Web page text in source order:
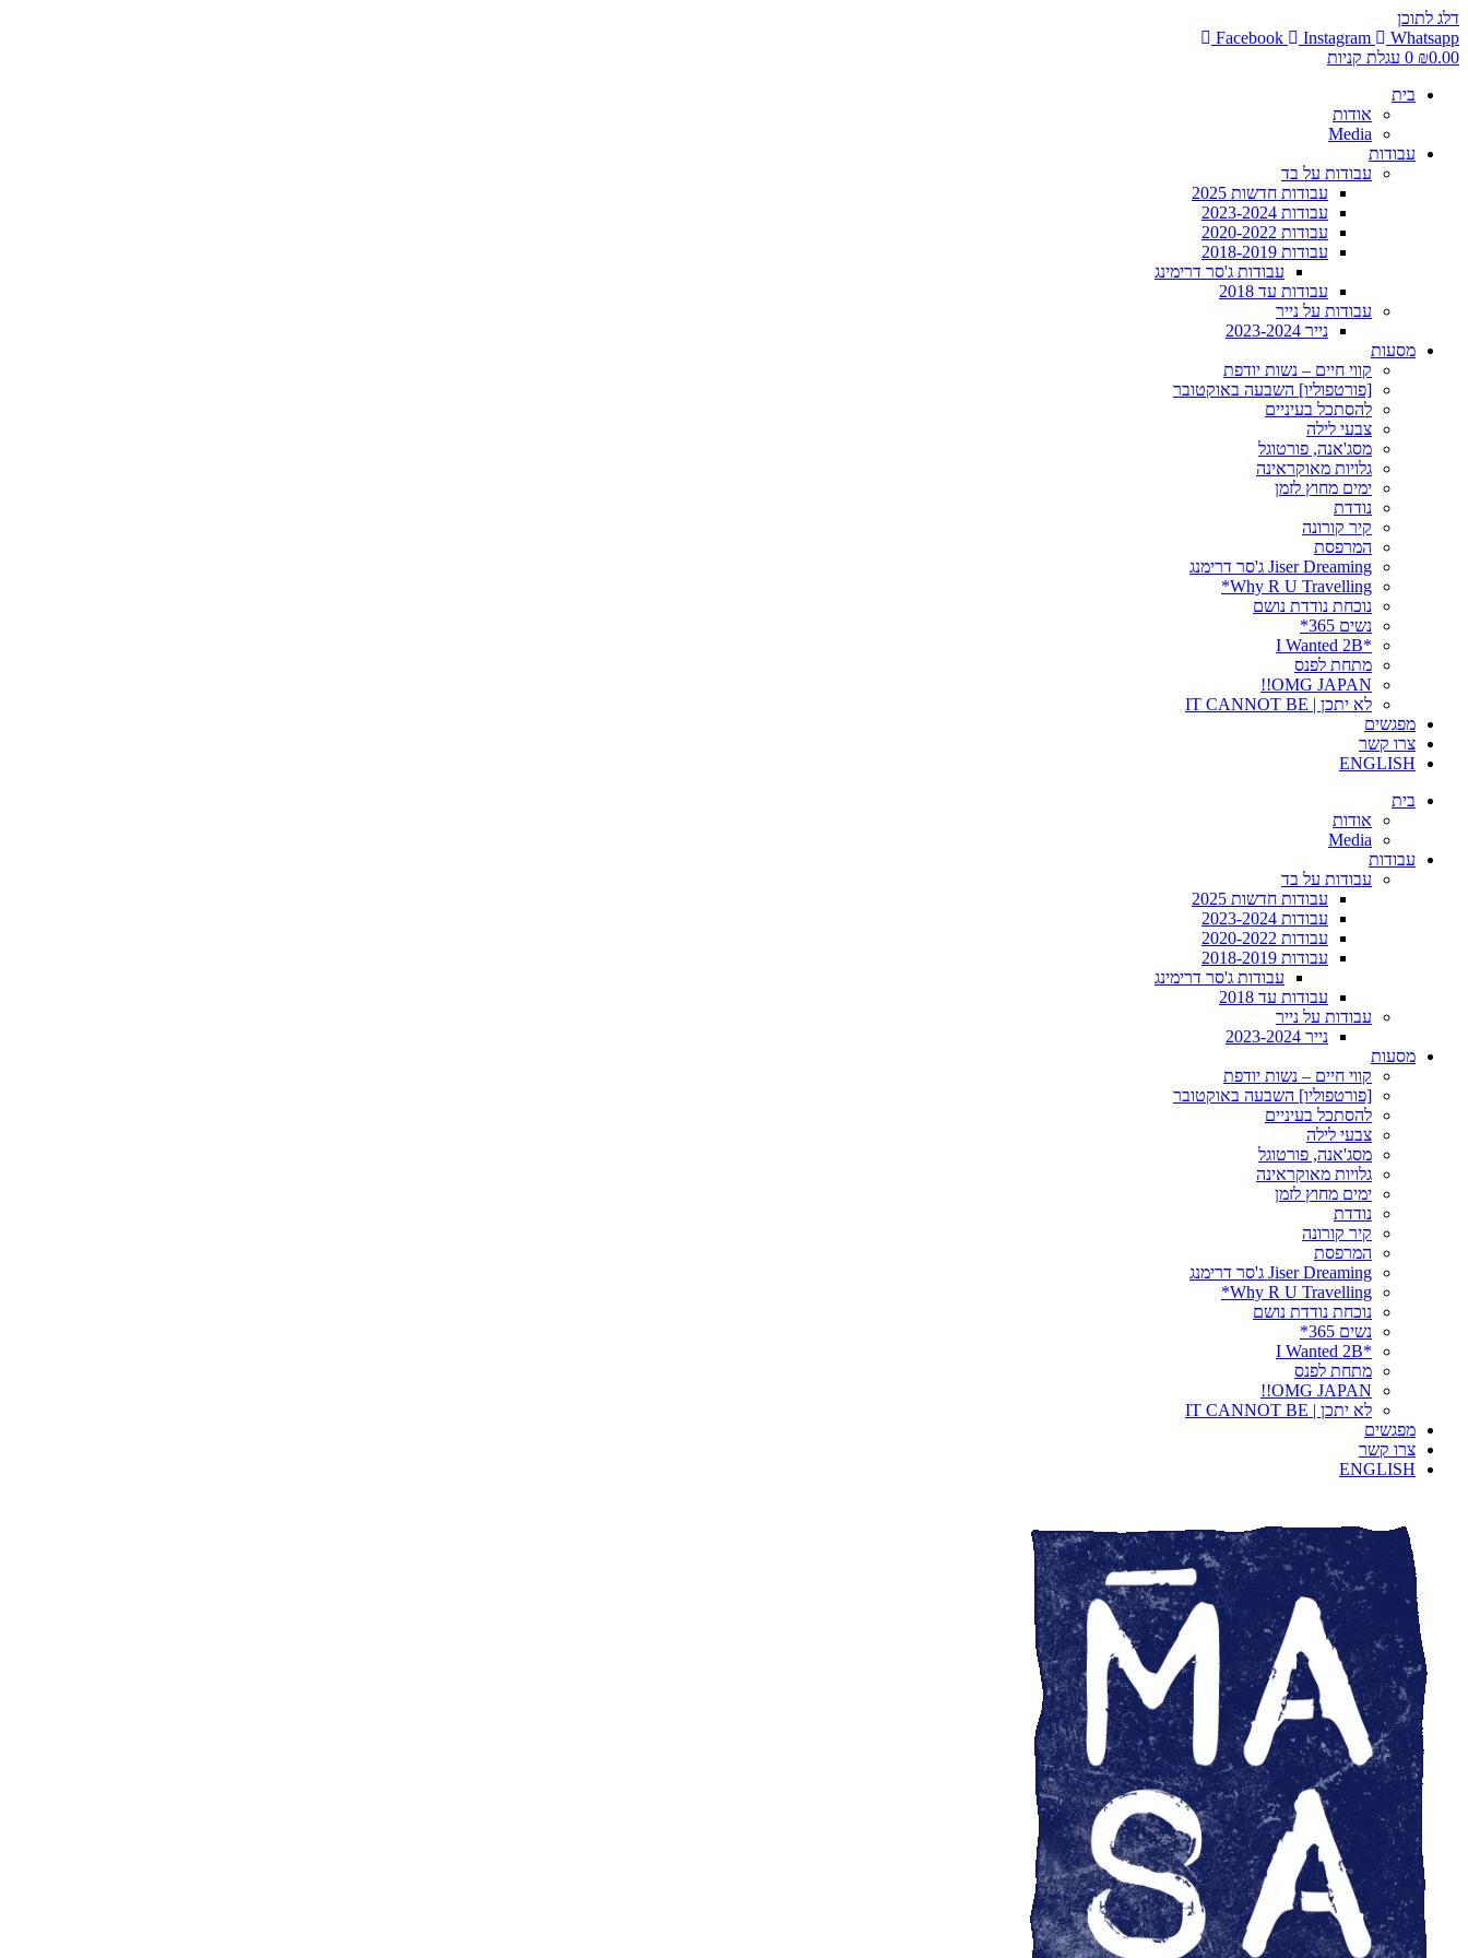
דלג לתוכן
Facebook
Instagram
Whatsapp
₪0.00
0 עגלת קניות
בית
אודות
Media
עבודות
עבודות על בד
עבודות חדשות 2025
עבודות 2023-2024
עבודות 2020-2022
עבודות 2018-2019
עבודות ג'סר דרימינג
עבודות עד 2018
עבודות על נייר
נייר 2023-2024
מסעות
קווי חיים – נשות יודפת
[פורטפוליו] השבעה באוקטובר
להסתכל בעיניים
צבעי לילה
מסג'אנה, פורטוגל
גלויות מאוקראינה
ימים מחוץ לזמן
נודדת
קיר קורונה
המרפסת
Jiser Dreaming ג'סר דרימנג
Why R U Travelling*
נוכחת נודדת נושם
נשים 365*
*I Wanted 2B
מתחת לפנס
OMG JAPAN!!
לא יתכן | IT CANNOT BE
מפגשים
צרו קשר
ENGLISH
בית
אודות
Media
עבודות
עבודות על בד
עבודות חדשות 2025
עבודות 2023-2024
עבודות 2020-2022
עבודות 2018-2019
עבודות ג'סר דרימינג
עבודות עד 2018
עבודות על נייר
נייר 2023-2024
מסעות
קווי חיים – נשות יודפת
[פורטפוליו] השבעה באוקטובר
להסתכל בעיניים
צבעי לילה
מסג'אנה, פורטוגל
גלויות מאוקראינה
ימים מחוץ לזמן
נודדת
קיר קורונה
המרפסת
Jiser Dreaming ג'סר דרימנג
Why R U Travelling*
נוכחת נודדת נושם
נשים 365*
*I Wanted 2B
מתחת לפנס
OMG JAPAN!!
לא יתכן | IT CANNOT BE
מפגשים
צרו קשר
ENGLISH